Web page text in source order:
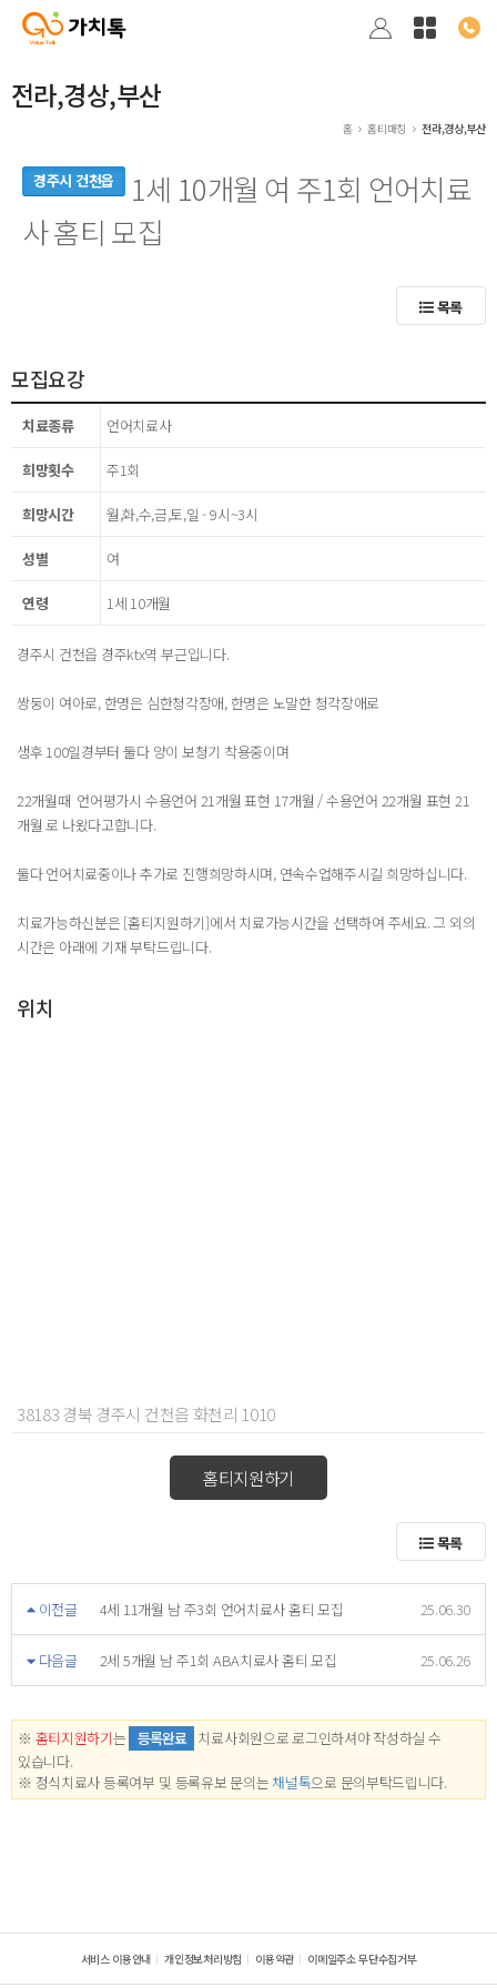
전라,경상,부산
홈 홈티매칭 전라,경상,부산
경주시 건천읍
1세 10개월 여 주1회 언어치료
사 홈티 모집
목록
모집요강
치료종류 언어치료사
희망횟수 주1회
희망시간 월,화,수,금,토,일 - 9시~3시
성별 여
연령 1세 10개월
경주시 건천읍 경주ktx역 부근입니다.
쌍둥이 여아로, 한명은 심한청각장애, 한명은 노말한 청각장애로
생후 100일경부터 둘다 양이 보청기 착용중이며
22개월때 언어평가시 수용언어 21개월 표현 17개월 / 수용언어 22개월 표현 21
개월 로 나왔다고합니다.
둘다 언어치료중이나 추가로 진행희망하시며, 연속수업해주시길 희망하십니다.
치료가능하신분은 [홈티지원하기]에서 치료가능시간을 선택하여 주세요. 그 외의
시간은 아래에 기재 부탁드립니다.
위치
38183 경북 경주시 건천읍 화천리 1010
홈티지원하기
목록
이전글 4세 11개월 남 주3회 언어치료사 홈티 모집 25.06.30
다음글 2세 5개월 남 주1회 ABA치료사 홈티 모집 25.06.26
※ 홈티지원하기는 등록완료 치료사회원으로 로그인하셔야 작성하실 수
있습니다.
※ 정식치료사 등록여부 및 등록유보 문의는 채널톡으로 문의부탁드립니다.
서비스 이용안내 개인정보처리방침 이용약관 이메일주소 무단수집거부